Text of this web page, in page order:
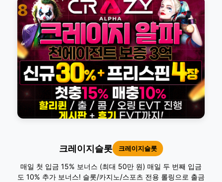
8
크레이지슬롯 크레이지슬롯
매일 첫 입금 15% 보너스 (최대 50만 원) 매일 두 번째 입금
도 10% 추가 보너스! 슬롯/카지노/스포츠 전용 롤링으로 출금